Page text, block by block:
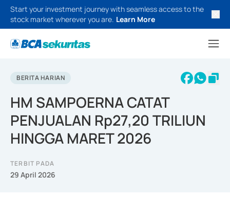
Start your investment journey with seamless access to the
stock market wherever you are. Learn More
BERITA HARIAN
HM SAMPOERNA CATAT
PENJUALAN Rp27,20 TRILIUN
HINGGA MARET 2026
TERBIT PADA
29 April 2026